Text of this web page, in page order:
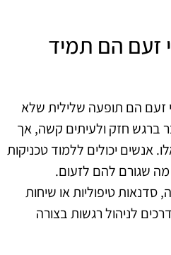
זעם הם תמיד
זעם הם תופעה שלילית שלא
ברגש חזק ולעיתים קשה, אך
אנשים יכולים ללמוד טכניקות
שגורם להם לזעום.
סדנאות טיפוליות או שיחות
לניהול רגשות בצורה